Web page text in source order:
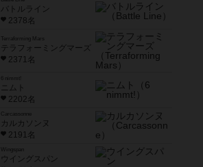
バトルライン
2378名
Terraforming Mars
テラフォーミングマーズ
2371名
ニムト
2202名
Carcassonne
カルカソンヌ
2191名
Wingspan
ウイングスパン